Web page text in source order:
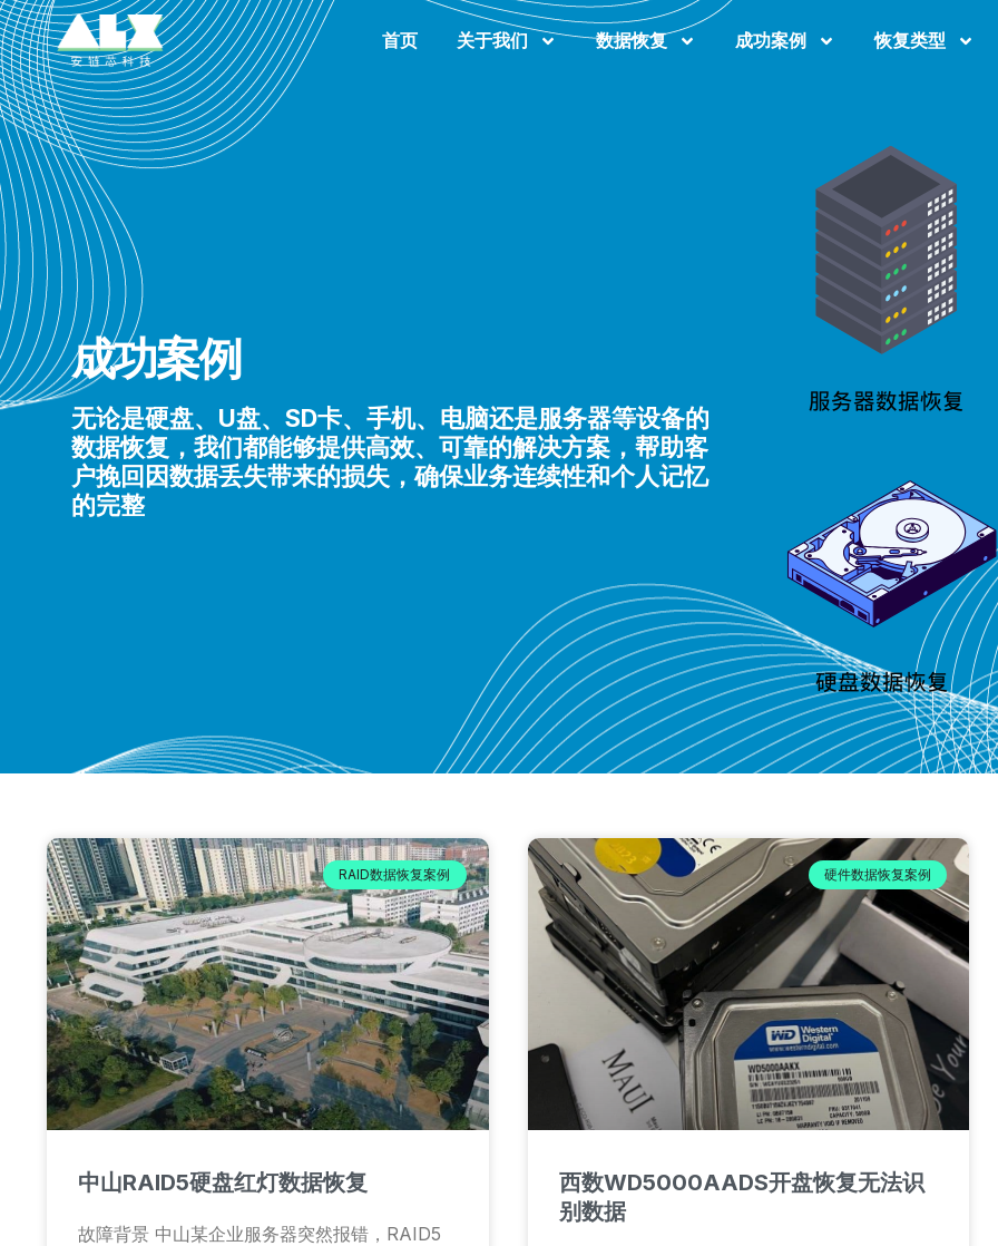
首页 关于我们 数据恢复 成功案例 恢复类型
成功案例
无论是硬盘、U盘、SD卡、手机、电脑还是服务器等设备的
数据恢复，我们都能够提供高效、可靠的解决方案，帮助客
户挽回因数据丢失带来的损失，确保业务连续性和个人记忆
的完整
RAID数据恢复案例
中山RAID5硬盘红灯数据恢复
故障背景 中山某企业服务器突然报错，RAID5
硬件数据恢复案例
西数WD5000AADS开盘恢复无法识
别数据